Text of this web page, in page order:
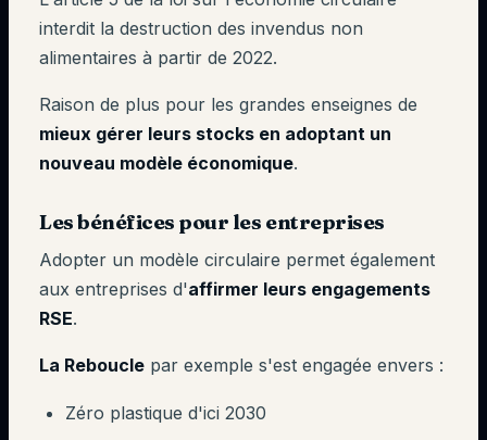
interdit la destruction des invendus non
alimentaires à partir de 2022.
Raison de plus pour les grandes enseignes de
mieux gérer leurs stocks en adoptant un
nouveau modèle économique.
Les bénéfices pour les entreprises
Adopter un modèle circulaire permet également
aux entreprises d'affirmer leurs engagements
RSE.
La Reboucle par exemple s'est engagée envers :
Zéro plastique d'ici 2030